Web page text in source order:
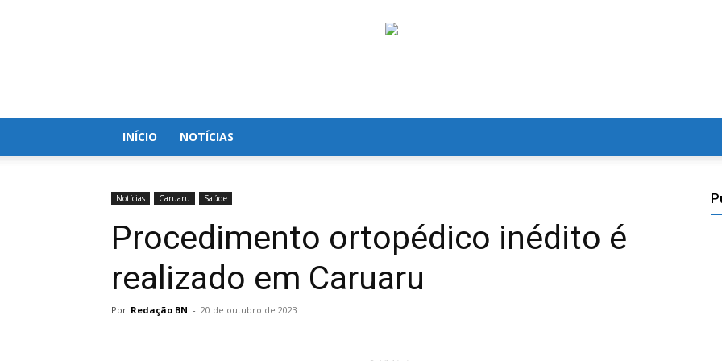
INÍCIO NOTÍCIAS
Notícias Caruaru Saúde
Procedimento ortopédico inédito é
realizado em Caruaru
Por Redação BN - 20 de outubro de 2023